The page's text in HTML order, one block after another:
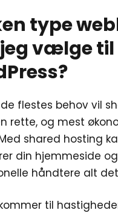
type
vælge til
flestes behov vil
rette, og mest
shared hosting
din hjemmeside
håndtere alt
til